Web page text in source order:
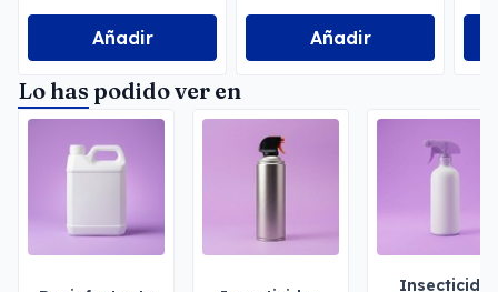
Añadir Añadir
Lo has podido ver en
Insecticida